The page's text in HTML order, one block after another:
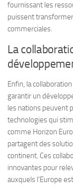
fournissant les
puissent
commerciales.
La
Enfin, la
garantir un
les nations peuvent
technologies qui
comme Horizon
partagent des
continent. Ces
innovantes pour
auxquels l’Europe